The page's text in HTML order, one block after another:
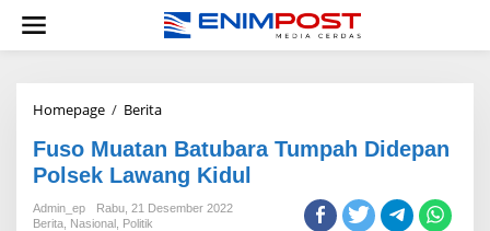
konten
Homepage / BeritaFuso
Batubara
Tumpah
Didepan
Polsek
Fuso Muatan Batubara Tumpah Didepan
Polsek Lawang Kidul
Admin_ep
Rabu, 21 Desember 2022
Berita Nasional Politik